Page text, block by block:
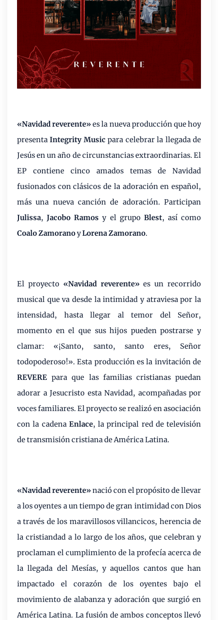
«Navidad reverente»es la nueva producciónque hoy
presentaIntegrity Music para celebrar la llegada de
Jesús en un año de circunstancias extraordinarias. El
EP contiene cinco amados temas de Navidad
fusionados con clásicos de la adoración en español,
más una nueva canción de adoración. Participan
Julissa,Jacobo Ramos y el grupo Blest, así como
CoaloZamoranoyLorena Zamorano.
El proyecto «Navidad reverente»es un recorrido
musical que va desde la intimidad y atraviesa por la
intensidad, hasta llegar al temor del Señor,
momento en el que sus hijos pueden postrarse y
clamar: «¡Santo, santo, santo eres, Señor
todopoderoso!». Esta producción es la invitación de
REVERE para que las familias cristianas puedan
adorar a Jesucristo esta Navidad, acompañadas por
voces familiares. El proyecto se realizó en asociación
con la cadena Enlace, la principal red de televisión
de transmisión cristiana de América Latina.
«Navidad reverente»nació con el propósito de llevar
a los oyentes a un tiempo de gran intimidad con Dios
a través de los maravillosos villancicos, herencia de
la cristiandad a lo largo de los años, que celebran y
proclaman el cumplimiento de la profecía acerca de
la llegada del Mesías, y aquellos cantos que han
impactado el corazón de los oyentes bajo el
movimiento de alabanza y adoración que surgió en
América Latina. La fusión de ambos conceptos llevó